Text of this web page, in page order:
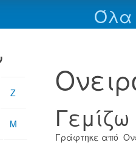
Όλα
Γεμίζω
Γράφτηκε από
Ζ
Μ